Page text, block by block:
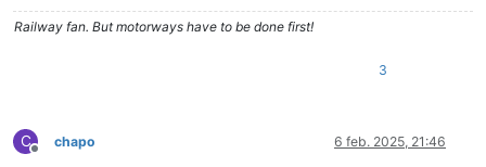
Railway fan. But motorways have to be done first!
3
C
Deconectat
chapo 6 feb. 2025, 21:46